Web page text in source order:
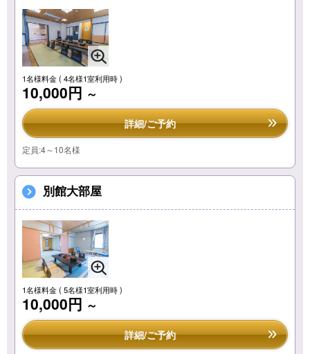
1名様料金( 4名様1室利用時 )
10,000円 ～
詳細/ご予約
定員:4～10名様
別館大部屋
1名様料金( 5名様1室利用時 )
10,000円 ～
詳細/ご予約